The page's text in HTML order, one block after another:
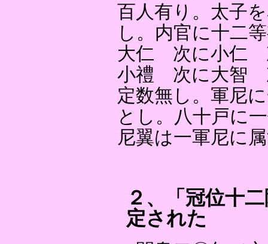
百人有り。太子
し。内官に十二
大仁 次に小仁
小禮 次に大智
定数無し。軍尼
とし。八十戸に
尼翼は一軍尼に
２、「冠位十
定された